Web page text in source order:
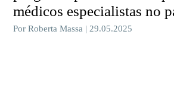
médicos especialistas no
Por Roberta Massa | 29.05.2025